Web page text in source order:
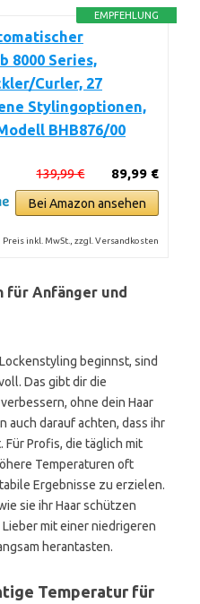
EMPFEHLUNG
8000 Series,
Curler, 27
Stylingoptionen,
BHB876/00
89,99 €
139,99 €
Bei Amazon ansehen
Preis inkl. MwSt., zzgl. Versandkosten
für Anfänger und
beginnst, sind
Das gibt dir die
ohne dein Haar
auch darauf achten, dass ihr
Für Profis, die täglich mit
Temperaturen oft
Ergebnisse zu erzielen.
sie ihr Haar schützen
mit einer niedrigeren
herantasten.
Temperatur für